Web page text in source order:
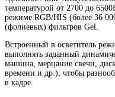
температурой от 2700 до
режиме RGB/HIS (более 36
(фолиевых) фильтров Gel.
Встроенный в осветитель
выполнять заданный
машина, мерцание свечи,
времени и др.), чтобы
в кадре.